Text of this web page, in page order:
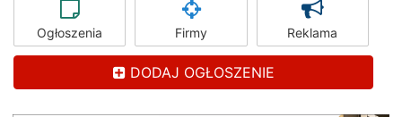
Ogłoszenia Firmy Reklama
DODAJ OGŁOSZENIE